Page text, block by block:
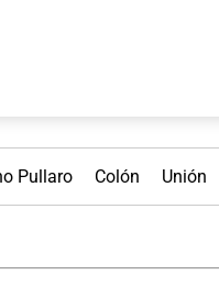
Pullaro Colón Unión